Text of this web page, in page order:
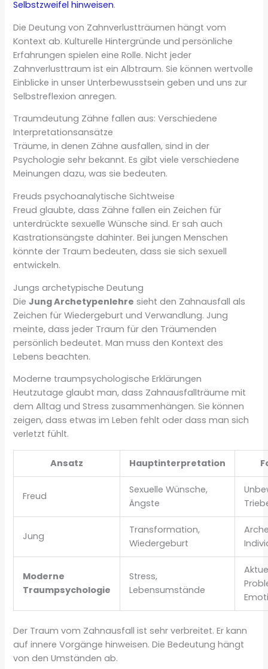
Selbstzweifel hinweisen.
Die Deutung von Zahnverlustträumen hängt vom
Kontext ab. Kulturelle Hintergründe und persönliche
Erfahrungen spielen eine Rolle. Nicht jeder
Zahnverlusttraum ist ein Albtraum. Sie können wertvolle
Einblicke in unser Unterbewusstsein geben und uns zur
Selbstreflexion anregen.
Traumdeutung Zähne fallen aus: Verschiedene
Interpretationsansätze
Träume, in denen Zähne ausfallen, sind in der
Psychologie sehr bekannt. Es gibt viele verschiedene
Meinungen dazu, was sie bedeuten.
Freuds psychoanalytische Sichtweise
Freud glaubte, dass Zähne fallen ein Zeichen für
unterdrückte sexuelle Wünsche sind. Er sah auch
Kastrationsängste dahinter. Bei jungen Menschen
könnte der Traum bedeuten, dass sie sich sexuell
entwickeln.
Jungs archetypische Deutung
DieJung Archetypenlehre sieht den Zahnausfall als
Zeichen für Wiedergeburt und Verwandlung. Jung
meinte, dass jeder Traum für den Träumenden
persönlich bedeutet. Man muss den Kontext des
Lebens beachten.
Moderne traumpsychologische Erklärungen
Heutzutage glaubt man, dass Zahnausfallträume mit
dem Alltag und Stress zusammenhängen. Sie können
zeigen, dass etwas im Leben fehlt oder dass man sich
verletzt fühlt.
Ansatz Hauptinterpretation
Freud
Sexuelle Wünsche,
Ängste
Jung
Transformation,
Wiedergeburt
Moderne
Traumpsychologie
Stress,
Lebensumstände
Der Traum vom Zahnausfall ist sehr verbreitet. Er kann
auf innere Vorgänge hinweisen. Die Bedeutung hängt
von den Umständen ab.